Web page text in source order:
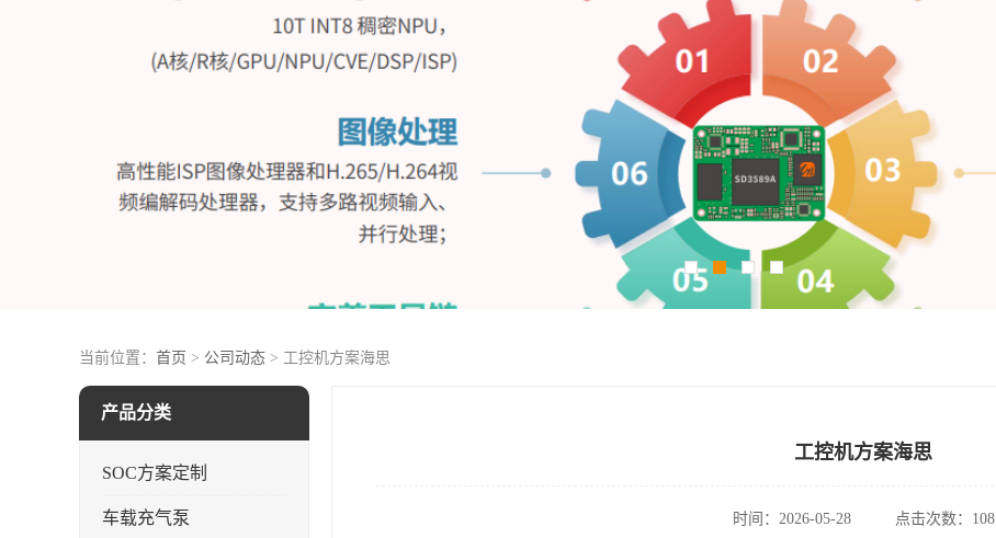
当前位置： 首页 > 公司动态 > 工控机方案海思
产品分类
SOC方案定制
车载充气泵
工控机方案海思
时间：2026-05-28 点击次数：108